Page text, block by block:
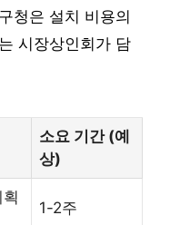
청은 설치 비용의
시장상인회가 담
소요 기간 (예
상)
1-2주